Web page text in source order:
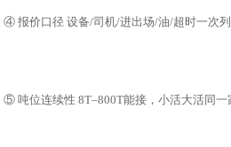
④ 报价口径 设备/司机/进出场/油/超时一次
⑤ 吨位连续性 8T–800T能接，小活大活同一